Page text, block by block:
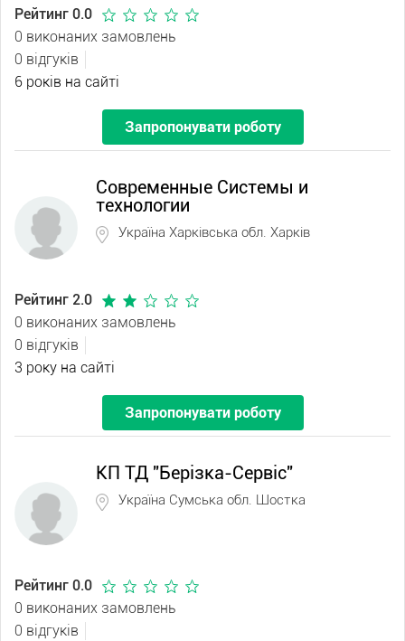
Рейтинг 0.0
0 виконаних замовлень
0 відгуків
6 років на сайті
Запропонувати роботу
Современные Системы и
технологии
Україна Харківська обл. Харків
Рейтинг 2.0
0 виконаних замовлень
0 відгуків
3 року на сайті
Запропонувати роботу
КП ТД "Берізка-Сервіс"
Україна Сумська обл. Шостка
Рейтинг 0.0
0 виконаних замовлень
0 відгуків